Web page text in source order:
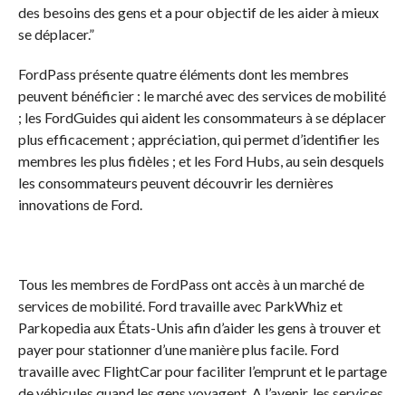
des besoins des gens et a pour objectif de les aider à mieux
se déplacer.”
FordPass présente quatre éléments dont les membres
peuvent bénéficier : le marché avec des services de mobilité
; les FordGuides qui aident les consommateurs à se déplacer
plus efficacement ; appréciation, qui permet d’identifier les
membres les plus fidèles ; et les Ford Hubs, au sein desquels
les consommateurs peuvent découvrir les dernières
innovations de Ford.
Tous les membres de FordPass ont accès à un marché de
services de mobilité. Ford travaille avec ParkWhiz et
Parkopedia aux États-Unis afin d’aider les gens à trouver et
payer pour stationner d’une manière plus facile. Ford
travaille avec FlightCar pour faciliter l’emprunt et le partage